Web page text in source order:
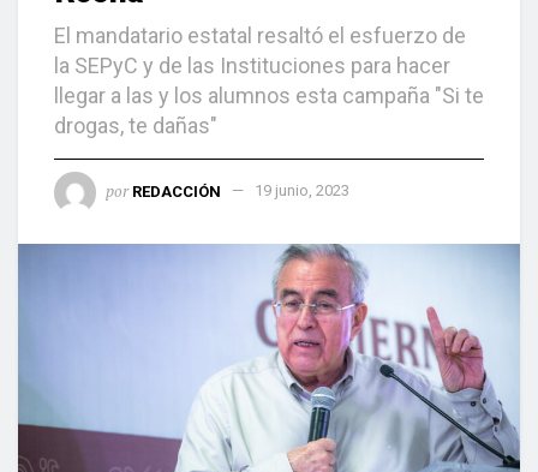
El mandatario estatal resaltó el esfuerzo de
la SEPyC y de las Instituciones para hacer
llegar a las y los alumnos esta campaña "Si te
drogas, te dañas"
por REDACCIÓN 19 junio, 2023